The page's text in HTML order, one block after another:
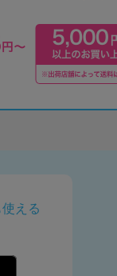
える